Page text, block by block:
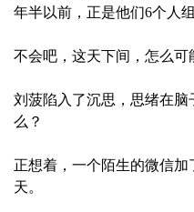
年半以前，正是他们6个人
不会吧，这天下间，怎么可
刘菠陷入了沉思，思绪在
么？
正想着，一个陌生的微信
天。